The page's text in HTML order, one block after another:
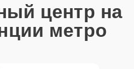
центр на
метро